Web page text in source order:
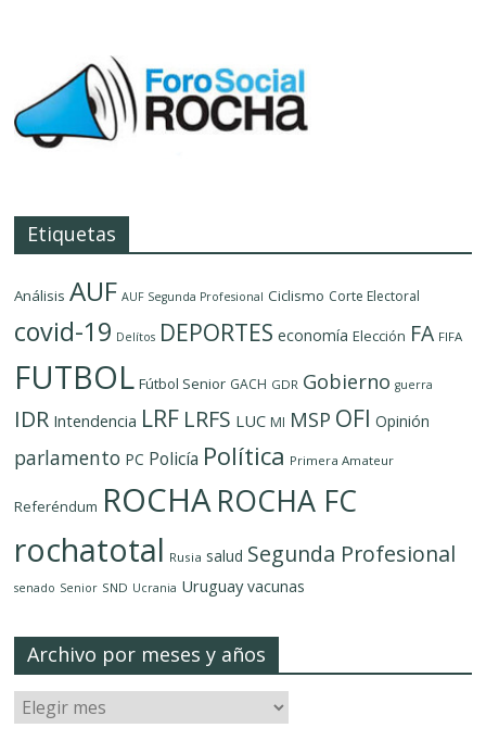
Etiquetas
Análisis AUF AUF Segunda Profesional Ciclismo Corte Electoral
covid-19 Delítos DEPORTES economía Elección FA FIFA
FUTBOL Fútbol Senior GACH GDR Gobierno guerra
IDR Intendencia LRF LRFS LUC MI MSP OFI Opinión
parlamento PC Policía Política Primera Amateur
Referéndum ROCHAROCHA FC
rochatotal Rusia salud Segunda Profesional
senado Senior SND Ucrania Uruguay vacunas
Archivo por meses y años